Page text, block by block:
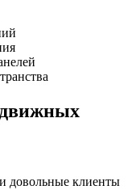
довольные клиенты